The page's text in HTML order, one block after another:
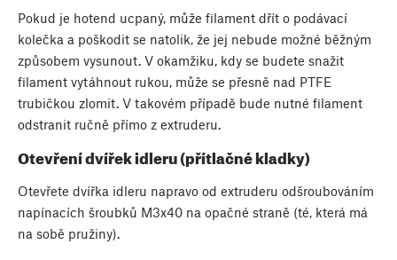
Pokud je hotend ucpaný, může filament dřít o podávací
kolečka a poškodit se natolik, že jej nebude možné běžným
způsobem vysunout. V okamžiku, kdy se budete snažit
filament vytáhnout rukou, může se přesně nad PTFE
trubičkou zlomit. V takovém případě bude nutné filament
odstranit ručně přímo z extruderu.
Otevření dvířek idleru (přítlačné kladky)
Otevřete dvířka idleru napravo od extruderu odšroubováním
napínacích šroubků M3x40 na opačné straně (té, která má
na sobě pružiny).